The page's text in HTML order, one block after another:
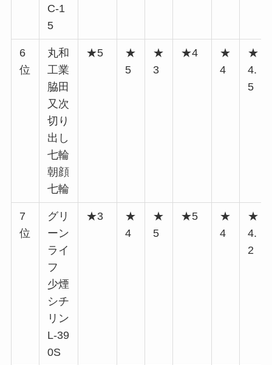
C-1
5
6
位
丸和
工業
脇田
又次
切り
出し
七輪
朝顔
七輪
★5
★
5
★
3
★4
★
4
★
4.
5
7
位
グリ
ーン
ライ
フ
少煙
シチ
リン
L-39
0S
★3
★
4
★
5
★5
★
4
★
4.
2